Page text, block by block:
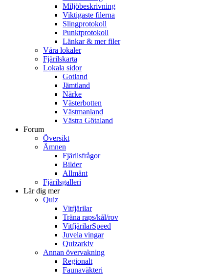
Miljöbeskrivning
Viktigaste filerna
Slingprotokoll
Punktprotokoll
Länkar & mer filer
Våra lokaler
Fjärilskarta
Lokala sidor
Gotland
Jämtland
Närke
Västerbotten
Västmanland
Västra Götaland
Forum
Översikt
Ämnen
Fjärilsfrågor
Bilder
Allmänt
Fjärilsgalleri
Lär dig mer
Quiz
Vitfjärilar
Träna raps/kål/rov
VitfjärilarSpeed
Juvela vingar
Quizarkiv
Annan övervakning
Regionalt
Faunaväkteri